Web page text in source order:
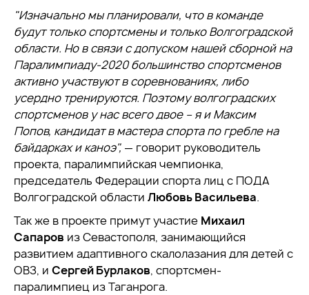
"Изначально мы планировали, что в команде
будут только спортсмены и только Волгоградской
области. Но в связи с допуском нашей сборной на
Паралимпиаду-2020 большинство спортсменов
активно участвуют в соревнованиях, либо
усердно тренируются. Поэтому волгоградских
спортсменов у нас всего двое – я и Максим
Попов, кандидат в мастера спорта по гребле на
байдарках и каноэ", — говорит руководитель
проекта, паралимпийская чемпионка,
председатель Федерации спорта лиц с ПОДА
Волгоградской области Любовь Васильева.
Так же в проекте примут участие Михаил
Сапаров из Севастополя, занимающийся
развитием адаптивного скалолазания для детей с
ОВЗ, и Сергей Бурлаков, спортсмен-
паралимпиец из Таганрога.